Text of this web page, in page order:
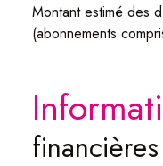
Montant estimé des
(abonnements
financières